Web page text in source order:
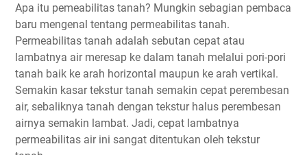
Apa itu pemeabilitas tanah? Mungkin sebagian pembaca
baru mengenal tentang permeabilitas tanah.
Permeabilitas tanah adalah sebutan cepat atau
lambatnya air meresap ke dalam tanah melalui pori-pori
tanah baik ke arah horizontal maupun ke arah vertikal.
Semakin kasar tekstur tanah semakin cepat perembesan
air, sebaliknya tanah dengan tekstur halus perembesan
airnya semakin lambat. Jadi, cepat lambatnya
permeabilitas air ini sangat ditentukan oleh tekstur